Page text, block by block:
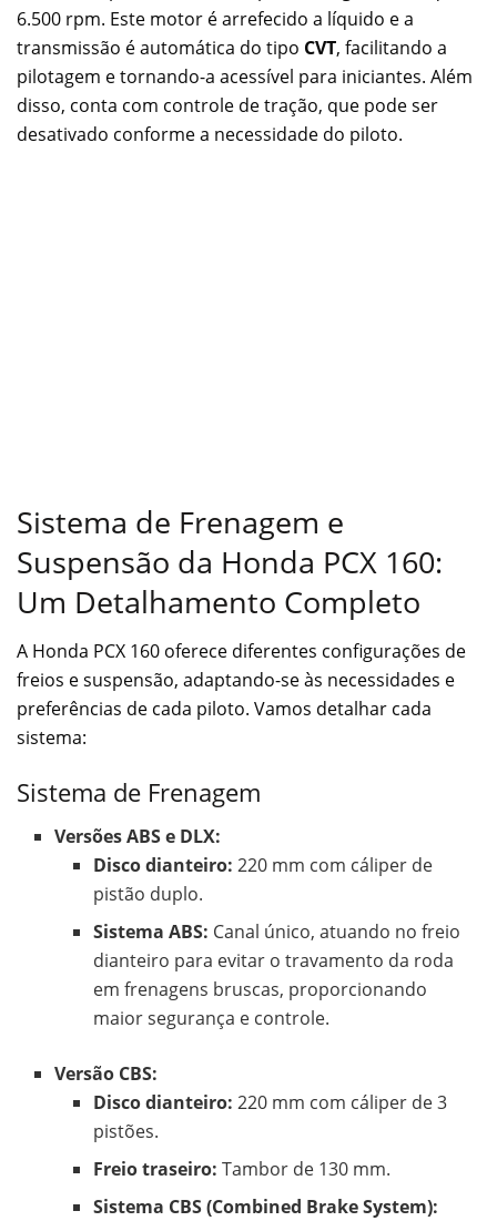
6.500 rpm. Este motor é arrefecido a líquido e a
transmissão é automática do tipo CVT, facilitando a
pilotagem e tornando-a acessível para iniciantes. Além
disso, conta com controle de tração, que pode ser
desativado conforme a necessidade do piloto.
Sistema de Frenagem e
Suspensão da Honda PCX 160:
Um Detalhamento Completo
A Honda PCX 160 oferece diferentes configurações de
freios e suspensão, adaptando-se às necessidades e
preferências de cada piloto. Vamos detalhar cada
sistema:
Sistema de Frenagem
Versões ABS e DLX:
Disco dianteiro: 220 mm com cáliper de
pistão duplo.
Sistema ABS: Canal único, atuando no freio
dianteiro para evitar o travamento da roda
em frenagens bruscas, proporcionando
maior segurança e controle.
Versão CBS:
Disco dianteiro: 220 mm com cáliper de 3
pistões.
Freio traseiro: Tambor de 130 mm.
Sistema CBS (Combined Brake System):